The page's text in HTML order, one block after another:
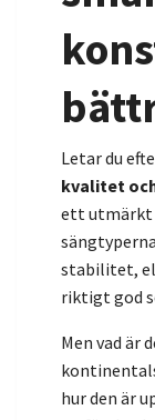
Letar du
kvalitet
ett utmärkt
stabilitet,
riktigt god
Men vad är
hur den är